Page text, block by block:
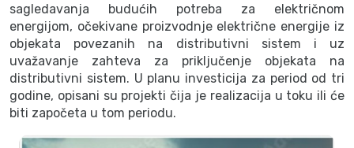
sagledavanja budućih potreba za električnom
energijom, očekivane proizvodnje električne energije iz
objekata povezanih na distributivni sistem i uz
uvažavanje zahteva za priključenje objekata na
distributivni sistem. U planu investicija za period od tri
godine, opisani su projekti čija je realizacija u toku ili će
biti započeta u tom periodu.